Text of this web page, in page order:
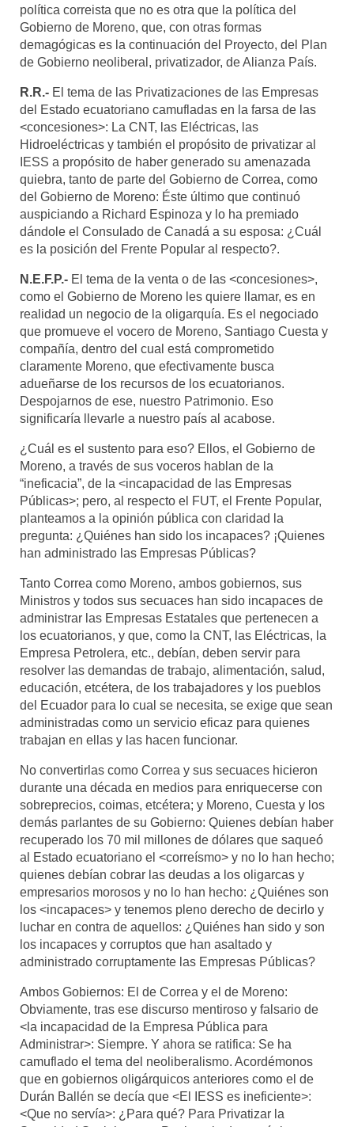
política correista que no es otra que la política del
Gobierno de Moreno, que, con otras formas
demagógicas es la continuación del Proyecto, del Plan
de Gobierno neoliberal, privatizador, de Alianza País.
R.R.- El tema de las Privatizaciones de las Empresas
del Estado ecuatoriano camufladas en la farsa de las
<concesiones>: La CNT, las Eléctricas, las
Hidroeléctricas y también el propósito de privatizar al
IESS a propósito de haber generado su amenazada
quiebra, tanto de parte del Gobierno de Correa, como
del Gobierno de Moreno: Éste último que continuó
auspiciando a Richard Espinoza y lo ha premiado
dándole el Consulado de Canadá a su esposa: ¿Cuál
es la posición del Frente Popular al respecto?.
N.E.F.P.- El tema de la venta o de las <concesiones>,
como el Gobierno de Moreno les quiere llamar, es en
realidad un negocio de la oligarquía. Es el negociado
que promueve el vocero de Moreno, Santiago Cuesta y
compañía, dentro del cual está comprometido
claramente Moreno, que efectivamente busca
adueñarse de los recursos de los ecuatorianos.
Despojarnos de ese, nuestro Patrimonio. Eso
significaría llevarle a nuestro país al acabose.
¿Cuál es el sustento para eso? Ellos, el Gobierno de
Moreno, a través de sus voceros hablan de la
“ineficacia”, de la <incapacidad de las Empresas
Públicas>; pero, al respecto el FUT, el Frente Popular,
planteamos a la opinión pública con claridad la
pregunta: ¿Quiénes han sido los incapaces? ¡Quienes
han administrado las Empresas Públicas?
Tanto Correa como Moreno, ambos gobiernos, sus
Ministros y todos sus secuaces han sido incapaces de
administrar las Empresas Estatales que pertenecen a
los ecuatorianos, y que, como la CNT, las Eléctricas, la
Empresa Petrolera, etc., debían, deben servir para
resolver las demandas de trabajo, alimentación, salud,
educación, etcétera, de los trabajadores y los pueblos
del Ecuador para lo cual se necesita, se exige que sean
administradas como un servicio eficaz para quienes
trabajan en ellas y las hacen funcionar.
No convertirlas como Correa y sus secuaces hicieron
durante una década en medios para enriquecerse con
sobreprecios, coimas, etcétera; y Moreno, Cuesta y los
demás parlantes de su Gobierno: Quienes debían haber
recuperado los 70 mil millones de dólares que saqueó
al Estado ecuatoriano el <correísmo> y no lo han hecho;
quienes debían cobrar las deudas a los oligarcas y
empresarios morosos y no lo han hecho: ¿Quiénes son
los <incapaces> y tenemos pleno derecho de decirlo y
luchar en contra de aquellos: ¿Quiénes han sido y son
los incapaces y corruptos que han asaltado y
administrado corruptamente las Empresas Públicas?
Ambos Gobiernos: El de Correa y el de Moreno:
Obviamente, tras ese discurso mentiroso y falsario de
<la incapacidad de la Empresa Pública para
Administrar>: Siempre. Y ahora se ratifica: Se ha
camuflado el tema del neoliberalismo. Acordémonos
que en gobiernos oligárquicos anteriores como el de
Durán Ballén se decía que <El IESS es ineficiente>:
<Que no servía>: ¿Para qué? Para Privatizar la